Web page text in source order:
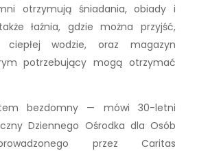
otrzymują śniadania, obiady i
łaźnia, gdzie można przyjść,
wodzie, oraz magazyn
potrzebujący mogą otrzymać
bezdomny — mówi 30-letni
Dziennego Ośrodka dla Osób
przez Caritas